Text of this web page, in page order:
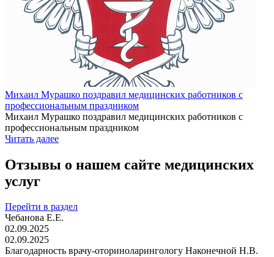
Михаил Мурашко поздравил медицинских работников с
профессиональным праздником
Михаил Мурашко поздравил медицинских работников с
профессиональным праздником
Читать далее
Отзывы о нашем сайте медицинских
услуг
Перейти в раздел
Чебанова Е.Е.
02.09.2025
02.09.2025
Благодарность врачу-оториноларингологу Наконечной Н.В.